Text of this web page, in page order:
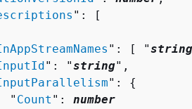
": [
": [ "string
": "string",
": {
"
Count ": number